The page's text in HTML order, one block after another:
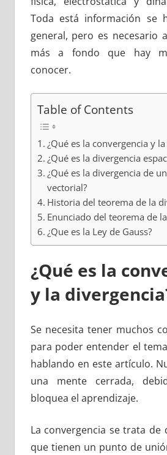
Toda está información se
general, pero es necesario
más a fondo que hay
conocer.
Table of Contents
¿Qué es la convergencia y
¿Qué es la divergencia
¿Qué es la divergencia de
vectorial?
Historia del teorema de la
Enunciado del teorema de
¿Que es la Ley de Gauss?
¿Qué es la
y la
Se necesita tener muchos
para poder entender el
hablando en este artículo.
una mente cerrada,
bloquea el aprendizaje.
La convergencia se trata de
que tienen un punto de